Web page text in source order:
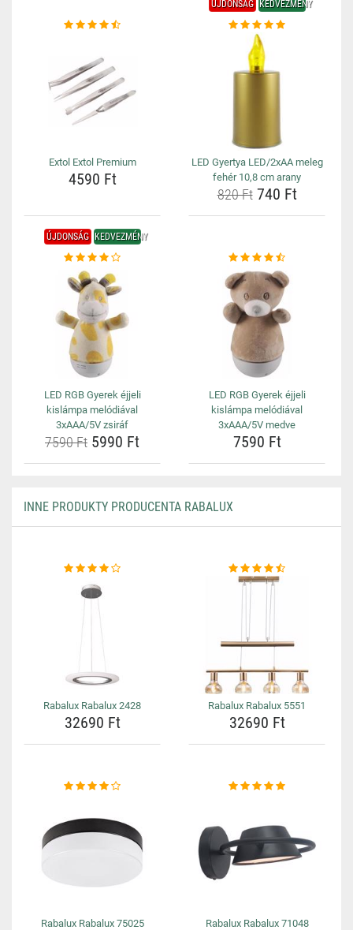
Extol Extol Premium
4590 Ft
ÚJDONSÁG KEDVEZMÉNY
LED Gyertya LED/2xAA meleg
fehér 10,8 cm arany
820 Ft740 Ft
ÚJDONSÁG KEDVEZMÉNY
LED RGB Gyerek éjjeli
kislámpa melódiával
3xAAA/5V zsiráf
7590 Ft 5990 Ft
LED RGB Gyerek éjjeli
kislámpa melódiával
3xAAA/5V medve
7590 Ft
INNE PRODUKTY PRODUCENTA RABALUX
Rabalux Rabalux 2428
32690 Ft
Rabalux Rabalux 5551
32690 Ft
Rabalux Rabalux 75025 Rabalux Rabalux 71048